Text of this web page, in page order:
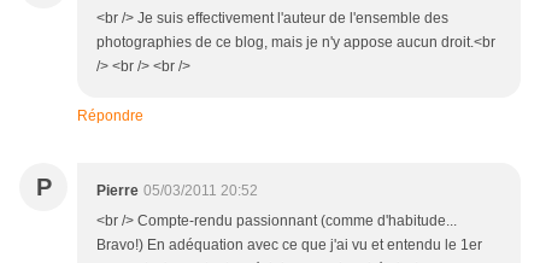
<br /> Je suis effectivement l'auteur de l'ensemble des
photographies de ce blog, mais je n'y appose aucun droit.<br
/> <br /> <br />
Répondre
P Pierre 05/03/2011 20:52
<br /> Compte-rendu passionnant (comme d'habitude...
Bravo!) En adéquation avec ce que j'ai vu et entendu le 1er